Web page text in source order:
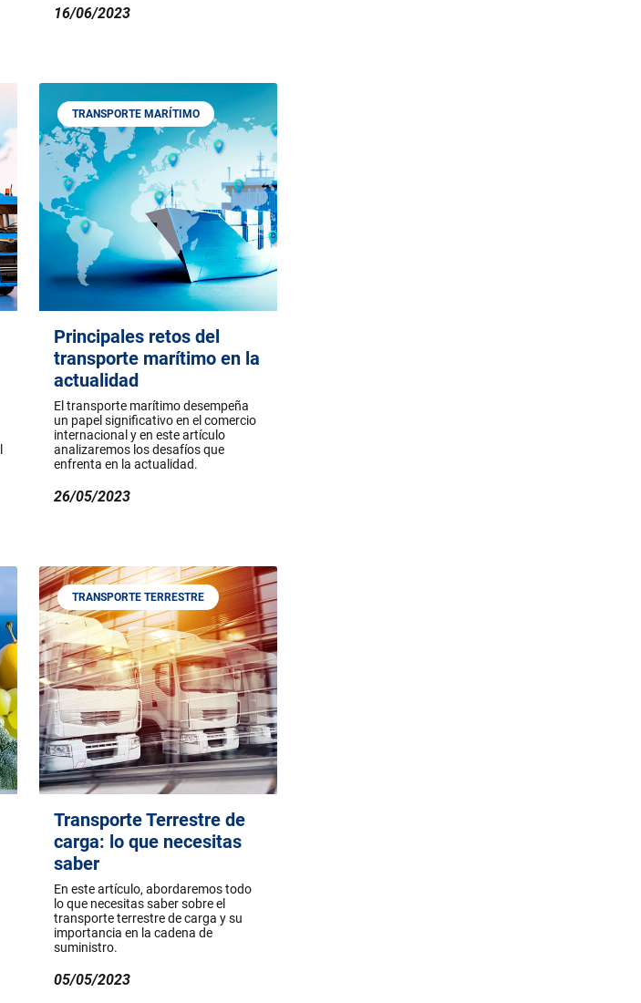
16/06/2023
TRANSPORTE MARÍTIMO
Principales retos del
transporte marítimo en la
actualidad
El transporte marítimo desempeña
un papel significativo en el comercio
internacional y en este artículo
analizaremos los desafíos que
enfrenta en la actualidad.
26/05/2023
TRANSPORTE TERRESTRE
Transporte Terrestre de
carga: lo que necesitas
saber
En este artículo, abordaremos todo
lo que necesitas saber sobre el
transporte terrestre de carga y su
importancia en la cadena de
suministro.
05/05/2023